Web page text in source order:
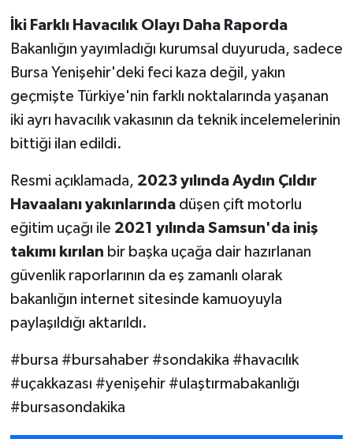
İki Farklı Havacılık Olayı Daha Raporda
Bakanlığın yayımladığı kurumsal duyuruda, sadece
Bursa Yenişehir'deki feci kaza değil, yakın
geçmişte Türkiye'nin farklı noktalarında yaşanan
iki ayrı havacılık vakasının da teknik incelemelerinin
bittiği ilan edildi.
Resmi açıklamada, 2023 yılında Aydın Çıldır
Havaalanı yakınlarındadüşen çift motorlu
eğitim uçağı ile 2021 yılında Samsun'da iniş
takımı kırılan bir başka uçağa dair hazırlanan
güvenlik raporlarının da eş zamanlı olarak
bakanlığın internet sitesinde kamuoyuyla
paylaşıldığı aktarıldı.
#bursa #bursahaber #sondakika #havacılık
#uçakkazası #yenişehir #ulaştırmabakanlığı
#bursasondakika